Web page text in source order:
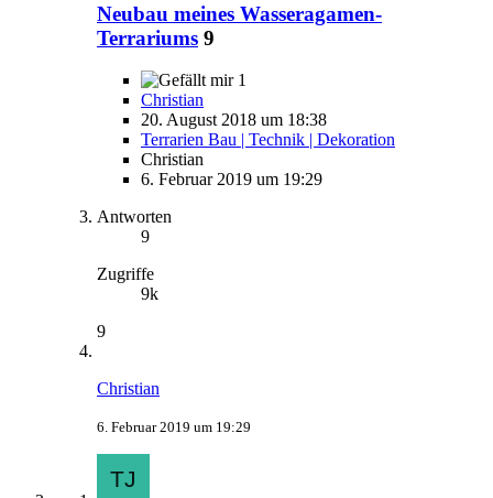
Neubau meines Wasseragamen-
Terrariums 9
1
Christian
20. August 2018 um 18:38
Terrarien Bau | Technik | Dekoration
Christian
6. Februar 2019 um 19:29
Antworten
9
Zugriffe
9k
9
Christian
6. Februar 2019 um 19:29